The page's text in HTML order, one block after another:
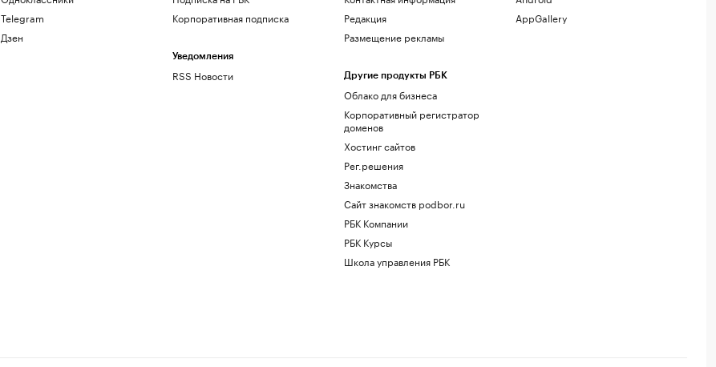
Telegram
Дзен
Корпоративная подписка
Уведомления
RSS Новости
Редакция
Размещение рекламы
Другие продукты РБК
Облако для бизнеса
Корпоративный регистратор
доменов
Хостинг сайтов
Рег.решения
Знакомства
Сайт знакомств podbor.ru
РБК Компании
РБК Курсы
Школа управления РБК
AppGallery